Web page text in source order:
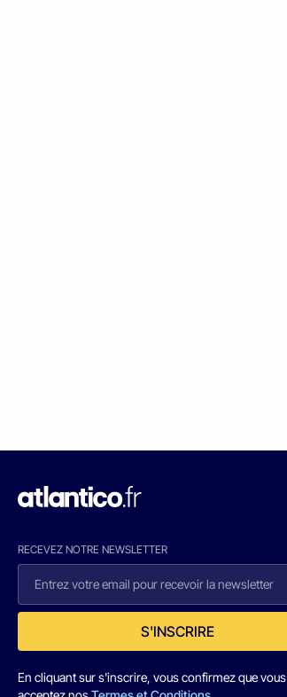
RECEVEZ NOTRE NEWSLETTER
S'INSCRIRE
En cliquant sur s'inscrire, vous confirmez que vous